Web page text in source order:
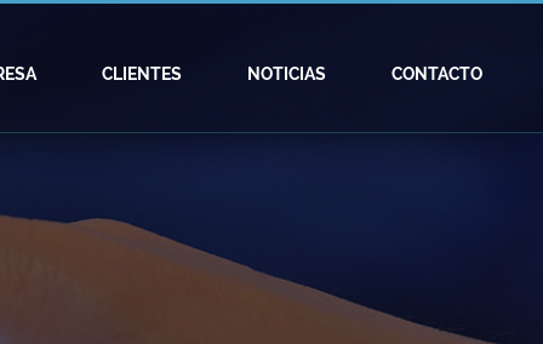
CLIENTES NOTICIAS CONTACTO